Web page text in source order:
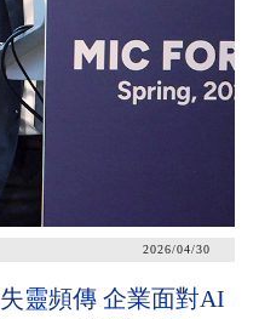
2026/04/30
靈頻傳 企業面對AI